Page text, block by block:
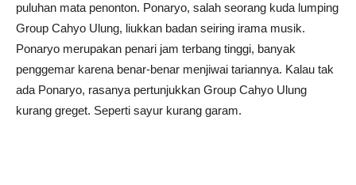
puluhan mata penonton. Ponaryo, salah seorang kuda lumping
Group Cahyo Ulung, liukkan badan seiring irama musik.
Ponaryo merupakan penari jam terbang tinggi, banyak
penggemar karena benar-benar menjiwai tariannya. Kalau tak
ada Ponaryo, rasanya pertunjukkan Group Cahyo Ulung
kurang greget. Seperti sayur kurang garam.